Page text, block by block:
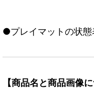
●プレイマットの状
【商品名と商品画像に